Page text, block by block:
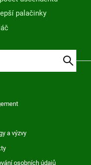
palačinky
a výzvy
osobních údajů